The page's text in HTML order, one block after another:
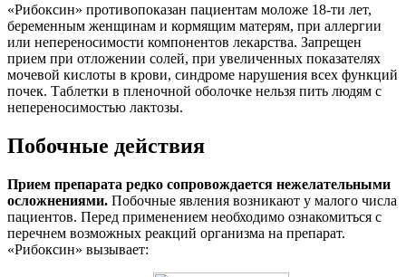
«Рибоксин» противопоказан пациентам моложе 18-ти лет,
беременным женщинам и кормящим матерям, при аллергии
или непереносимости компонентов лекарства. Запрещен
прием при отложении солей, при увеличенных показателях
мочевой кислоты в крови, синдроме нарушения всех функций
почек. Таблетки в пленочной оболочке нельзя пить людям с
непереносимостью лактозы.
Побочные действия
Прием препарата редко сопровождается нежелательными
осложнениями. Побочные явления возникают у малого числа
пациентов. Перед применением необходимо ознакомиться с
перечнем возможных реакций организма на препарат.
«Рибоксин» вызывает: